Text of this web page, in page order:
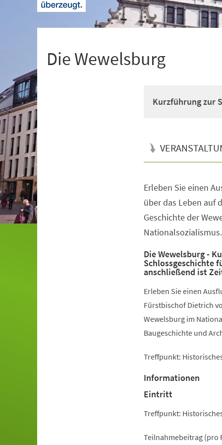
Die Wewelsburg
Kurzführung zur
Erleben Sie einen
über das Leben auf
Geschichte der
Nationalsozialismus.
Die Wewelsburg -
Schlossgeschichte
anschließend ist
Erleben Sie einen
Fürstbischof Dietrich
Wewelsburg im
Baugeschichte und
Treffpunkt:
Informationen
Eintritt
Treffpunkt:
Teilnahmebeitrag (pro